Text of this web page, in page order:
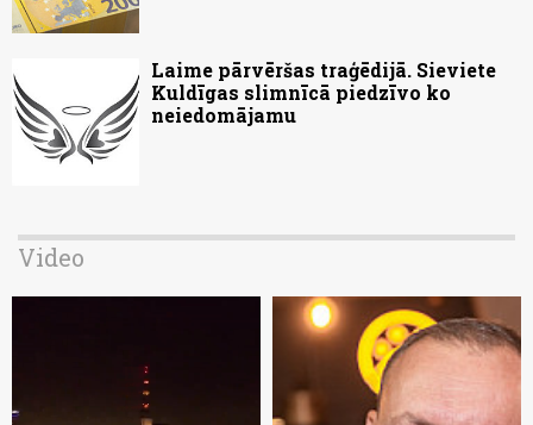
Laime pārvēršas traģēdijā. Sieviete
Kuldīgas slimnīcā piedzīvo ko
neiedomājamu
Video